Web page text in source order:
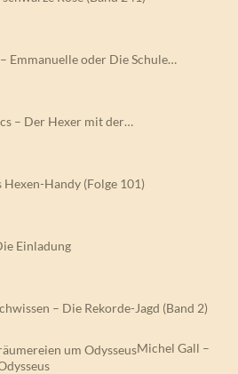
Emmanuelle oder Die Schule…
– Der Hexer mit der…
Hexen-Handy (Folge 101)
Einladung
– Die Rekorde-Jagd (Band 2)
Michel Gall –